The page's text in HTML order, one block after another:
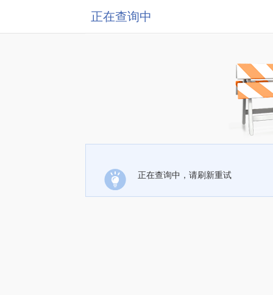
正在查询中
正在查询中，请刷新重试